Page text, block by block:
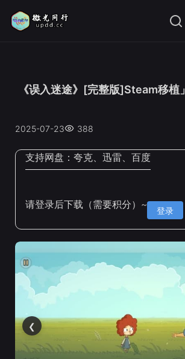
《误入迷途》[完整版]Steam移植」
2025-07-23 388
支持网盘： 夸克、迅雷、百度
请登录后下载（需要积分）~ 登录
❮